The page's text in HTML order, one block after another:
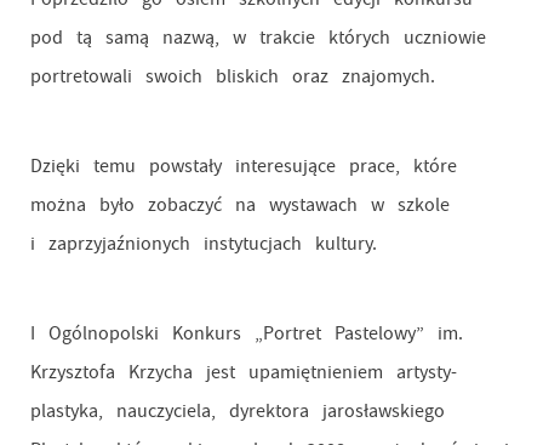
pod tą samą nazwą, w trakcie których uczniowie
portretowali swoich bliskich oraz znajomych.
Dzięki temu powstały interesujące prace, które
można było zobaczyć na wystawach w szkole
i zaprzyjaźnionych instytucjach kultury.
I Ogólnopolski Konkurs „Portret Pastelowy” im.
Krzysztofa Krzycha jest upamiętnieniem artysty-
plastyka, nauczyciela, dyrektora jarosławskiego